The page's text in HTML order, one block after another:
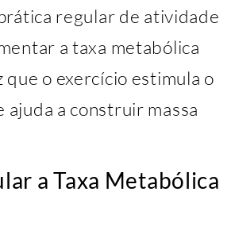
regular de atividade
a taxa metabólica
que o exercício estimula o
ajuda a construir massa
a Taxa Metabólica